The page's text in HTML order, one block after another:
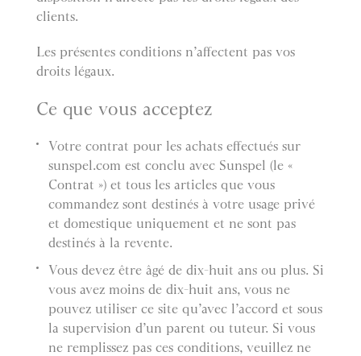
clients.
Les présentes conditions n’affectent pas vos
droits légaux.
Ce que vous acceptez
Votre contrat pour les achats effectués sur
sunspel.com est conclu avec Sunspel (le «
Contrat ») et tous les articles que vous
commandez sont destinés à votre usage privé
et domestique uniquement et ne sont pas
destinés à la revente.
Vous devez être âgé de dix-huit ans ou plus. Si
vous avez moins de dix-huit ans, vous ne
pouvez utiliser ce site qu’avec l’accord et sous
la supervision d’un parent ou tuteur. Si vous
ne remplissez pas ces conditions, veuillez ne